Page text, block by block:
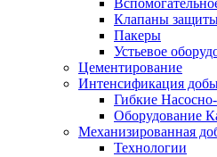
Клапаны защиты
Пакеры
Устьевое
Цементирование
Интенсификация
Гибкие
Оборудование
Механизированная
Технологии